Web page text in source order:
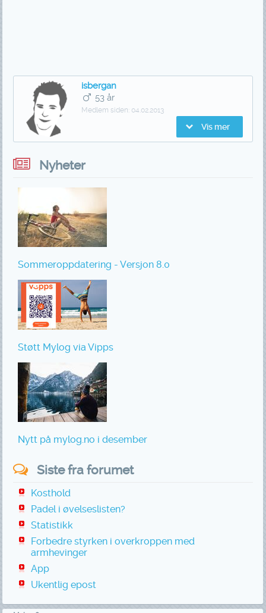
isbergan
53 år
Medlem siden: 04.02.2013
Vis mer
Nyheter
Sommeroppdatering - Versjon 8.0
Støtt Mylog via Vipps
Nytt på mylog.no i desember
Siste fra forumet
Kosthold
Padel i øvelseslisten?
Statistikk
Forbedre styrken i overkroppen med
armhevinger
App
Ukentlig epost